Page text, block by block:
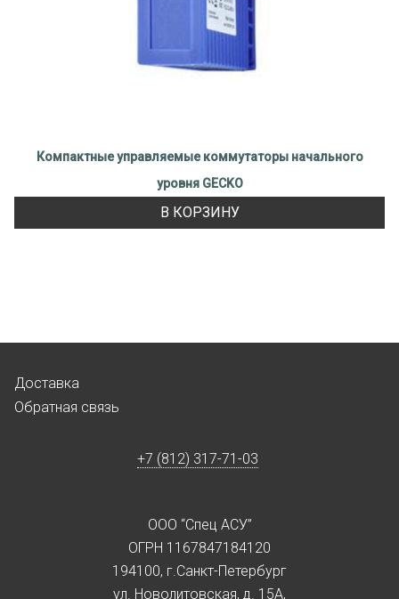
Компактные управляемые коммутаторы начального
уровня GECKO
В КОРЗИНУ
Доставка
Обратная связь
+7 (812) 317-71-03
ООО “Спец АСУ”
ОГРН 1167847184120
194100, г.Санкт-Петербург
ул. Новолитовская, д. 15А,